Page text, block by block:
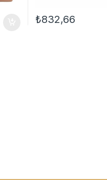
₺832,66